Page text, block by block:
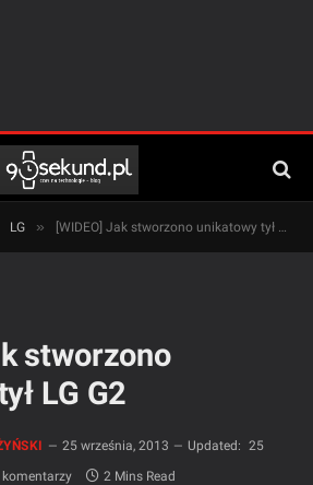
LG » [WIDEO] Jak stworzono unikatowy tył LG G2
stworzono
LG G2
25 września, 2013 Updated: 25
komentarzy 2 Mins Read